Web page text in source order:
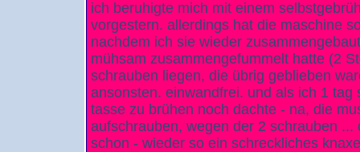
ich beruhigte mich mit einem
vorgestern. allerdings hat die maschine
nachdem ich sie wieder
mühsam zusammengefummelt hatte (2
schrauben liegen, die übrig geblieben
ansonsten. einwandfrei. und als ich 1
tasse zu brühen noch dachte - na, die
aufschrauben, wegen der 2 schrauben
schon - wieder so ein schreckliches